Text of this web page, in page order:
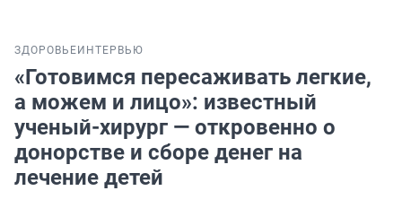
ЗДОРОВЬЕ ИНТЕРВЬЮ
«Готовимся пересаживать легкие,
а можем и лицо»: известный
ученый-хирург — откровенно о
донорстве и сборе денег на
лечение детей